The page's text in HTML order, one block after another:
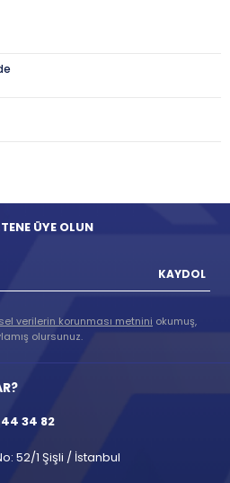
ÜYE OLUN
KAYDOL
verilerin korunması metnini okumuş,
olursunuz.
34 82
52/1 Şişli / İstanbul